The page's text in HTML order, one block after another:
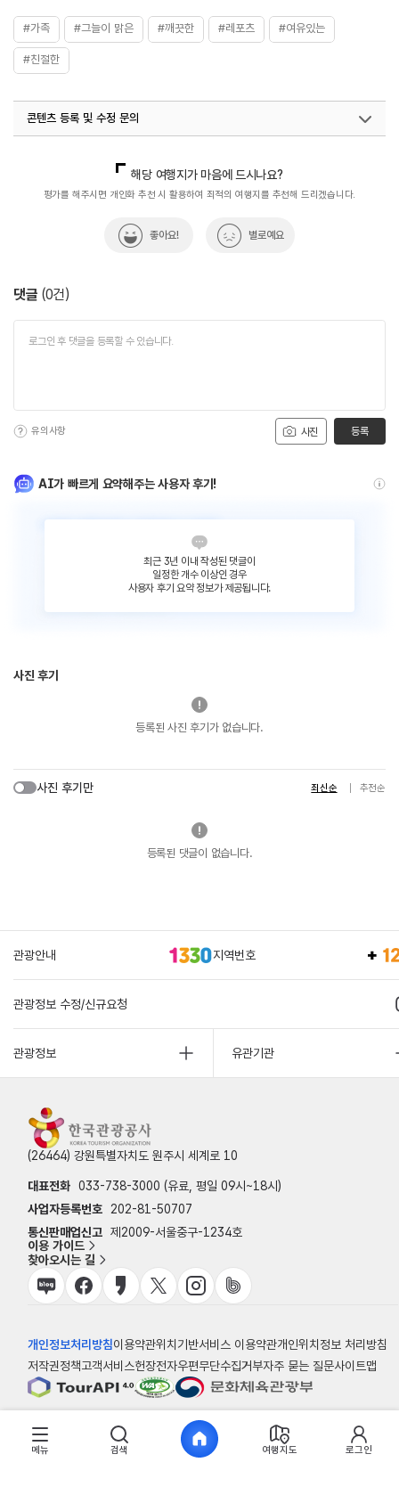
#가족 #그늘이 맑은 #깨끗한 #레포츠 #여유있는
#친절한
콘텐츠 등록 및 수정 문의
해당 여행지가 마음에 드시나요?
평가를 해주시면 개인화 추천 시 활용하여 최적의 여행지를 추천해 드리겠습니다.
좋아요! 별로예요
댓글 (0건)
사진
유의사항 등록
AI가 빠르게 요약해주는 사용자 후기!
최근 3년 이내 작성된 댓글이
일정한 개수 이상인 경우
사용자 후기 요약 정보가 제공됩니다.
사진 후기
등록된 사진 후기가 없습니다.
사진 후기만 최신순 추천순
등록된 댓글이 없습니다.
관광안내 지역번호
관광정보 수정/신규요청
관광정보 유관기관
(26464) 강원특별자치도 원주시 세계로 10
대표전화 033-738-3000 (유료, 평일 09시~18시)
사업자등록번호
202-81-50707
통신판매업신고 제2009-서울중구-1234호
이용 가이드
찾아오시는 길
개인정보처리방침이용약관위치기반서비스 이용약관개인위치정보 처리방침
저작권정책고객서비스헌장전자우편무단수집거부자주 묻는 질문사이트맵
© 한국관광공사
메뉴 검색 여행지도 로그인